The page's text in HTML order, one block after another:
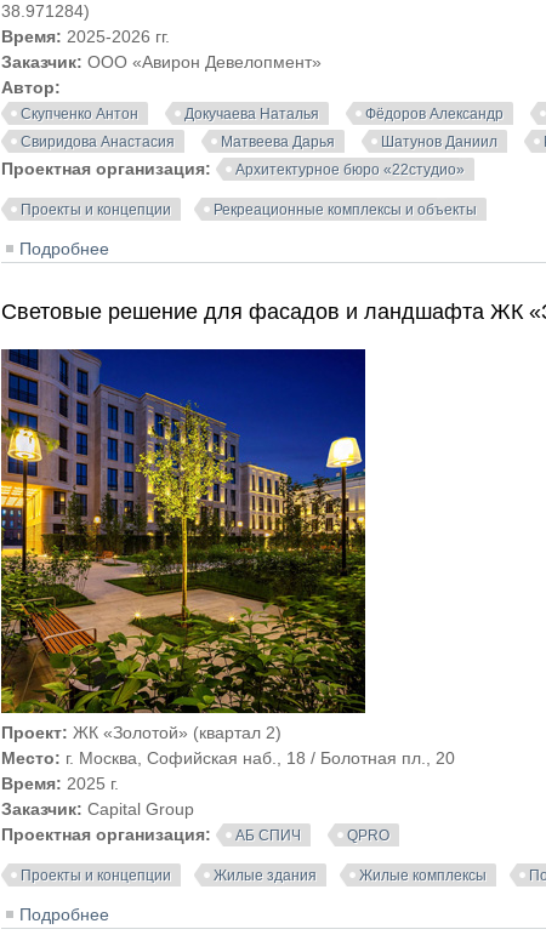
38.971284)
Время: 2025-2026 гг.
Заказчик:ООО «Авирон Девелопмент»
Автор:
Скупченко Антон Докучаева Наталья Фёдоров Александр
Свиридова Анастасия
Матвеева Дарья Шатунов Даниил
Проектная организация: Архитектурное бюро «22студио»
Проекты и концепции Рекреационные комплексы и объекты
Подробнее
Световые решение для фасадов и ландшафта ЖК
Проект:ЖК «Золотой» (квартал 2)
Место: г. Москва, Софийская наб., 18 / Болотная пл., 20
Время: 2025 г.
Заказчик:Capital Group
Проектная организация:
АБ СПИЧ QPRO
Проекты и концепции Жилые здания Жилые комплексы
Подробнее